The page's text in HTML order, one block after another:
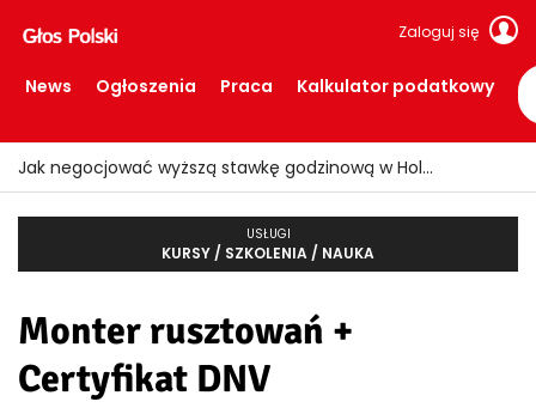
Zaloguj się
News Ogłoszenia Praca Kalkulator podatkowy
Jak negocjować wyższą stawkę godzinową w Holandii?
USŁUGI
KURSY / SZKOLENIA / NAUKA
Monter rusztowań +
Certyfikat DNV